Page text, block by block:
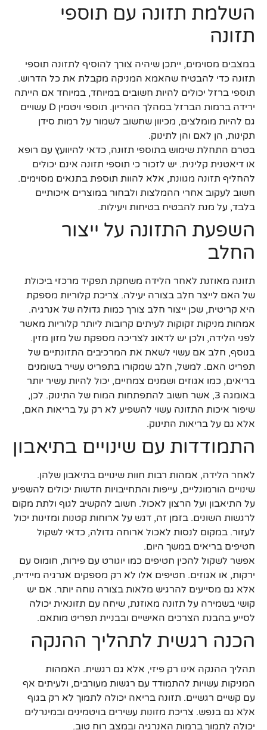
השלמת תזונה עם תוספי
תזונה
במצבים מסוימים, ייתכן שיהיה צורך להוסיף לתזונה תוספי
תזונה כדי להבטיח שהאמא המניקה מקבלת את כל הדרוש.
תוספי ברזל יכולים להיות חשובים במיוחד, במיוחד אם הייתה
ירידה ברמות הברזל במהלך ההיריון. תוספי ויטמין D עשויים
גם להיות מומלצים, מכיוון שחשוב לשמור על רמות סידן
תקינות, הן לאם והן לתינוק.
בטרם התחלת שימוש בתוספי תזונה, כדאי להיוועץ עם רופא
או דיאטנית קלינית. יש לזכור כי תוספי תזונה אינם יכולים
להחליף תזונה מגוונת, אלא להוות תוספת בתנאים מסוימים.
חשוב לעקוב אחרי ההמלצות ולבחור במוצרים איכותיים
בלבד, על מנת להבטיח בטיחות ויעילות.
השפעת התזונה על ייצור
החלב
תזונה מאוזנת לאחר הלידה משחקת תפקיד מרכזי ביכולת
של האם לייצר חלב בצורה יעילה. צריכת קלוריות מספקת
היא קריטית, שכן ייצור חלב צורך כמות גדולה של אנרגיה.
אמהות מניקות זקוקות לעיתים קרובות ליותר קלוריות מאשר
לפני הלידה, ולכן יש לדאוג לצריכה מספקת של מזון מזין.
בנוסף, חלב אם עשוי לשאת את המרכיבים התזונתיים של
תפריט האם. למשל, חלב שמקורו בתפריט עשיר בשומנים
בריאים, כמו אגוזים ושמנים צמחיים, יכול להיות עשיר יותר
באומגה 3, אשר חשוב להתפתחות המוח של התינוק. לכן,
שיפור איכות התזונה עשוי להשפיע לא רק על בריאות האם,
אלא גם על בריאות התינוק.
התמודדות עם שינויים בתיאבון
לאחר הלידה, אמהות רבות חוות שינויים בתיאבון שלהן.
שינויים הורמונליים, עייפות והתחייבויות חדשות יכולים להשפיע
על התיאבון ועל הרצון לאכול. חשוב להקשיב לגוף ולתת מקום
לרגשות השונים. בזמן זה, דגש על ארוחות קטנות ומזינות יכול
לעזור. במקום לנסות לאכול ארוחה גדולה, כדאי לשקול
חטיפים בריאים במשך היום.
אפשר לשקול להכין חטיפים כמו יוגורט עם פירות, חומוס עם
ירקות, או אגוזים. חטיפים אלו לא רק מספקים אנרגיה מיידית,
אלא גם מסייעים להרגיש מלאות בצורה נוחה יותר. אם יש
קושי בשמירה על תזונה מאוזנת, שיחה עם תזונאית יכולה
לסייע בהבנת הצרכים האישיים ובבניית תפריט מותאם.
הכנה רגשית לתהליך ההנקה
תהליך ההנקה אינו רק פיזי, אלא גם רגשית. האמהות
המניקות עשויות להתמודד עם רגשות מעורבים, ולעיתים אף
עם קשיים רגשיים. תזונה בריאה יכולה לתמוך לא רק בגוף
אלא גם בנפש. צריכת מזונות עשירים בויטמינים ובמינרלים
יכולה לתמוך ברמות האנרגיה ובמצב רוח טוב.